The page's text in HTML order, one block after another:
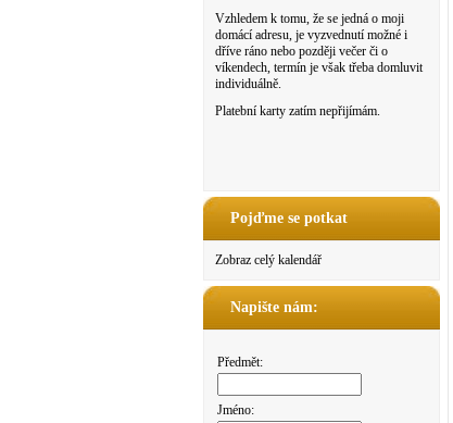
Vzhledem k tomu, že se jedná o moji
domácí adresu, je vyzvednutí možné i
dříve ráno nebo později večer či o
víkendech, termín je však třeba domluvit
individuálně.
Platební karty zatím nepřijímám.
Pojďme se potkat
Zobraz celý kalendář
Napište nám:
Předmět:
Jméno: